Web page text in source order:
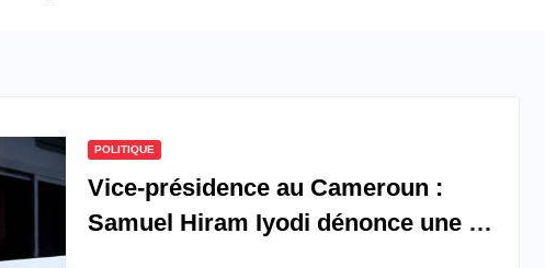
POLITIQUE
Vice-présidence au Cameroun :
Samuel Hiram Iyodi dénonce une «